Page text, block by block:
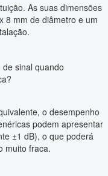
As suas dimensões
8 mm de diâmetro e um
sinal quando
o desempenho
podem apresentar
±1 dB), o que poderá
muito fraca.